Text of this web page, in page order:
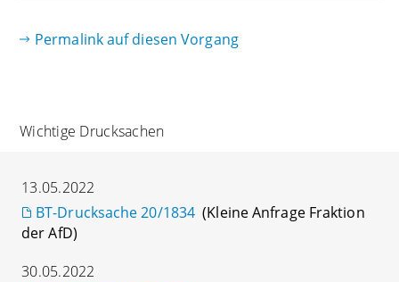
Permalink auf diesen Vorgang
Wichtige Drucksachen
13.05.2022
BT-Drucksache 20/1834 (Kleine Anfrage Fraktion
der AfD)
30.05.2022